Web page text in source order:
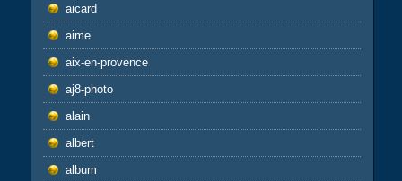
aicard
aime
aix-en-provence
aj8-photo
alain
albert
album